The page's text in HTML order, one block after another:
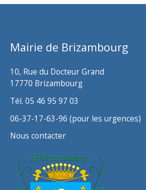
Mairie de Brizambourg
10, Rue du Docteur Grand
17770 Brizambourg
Tél. 05 46 95 97 03
06-37-17-63-96 (pour les urgences)
Nous contacter